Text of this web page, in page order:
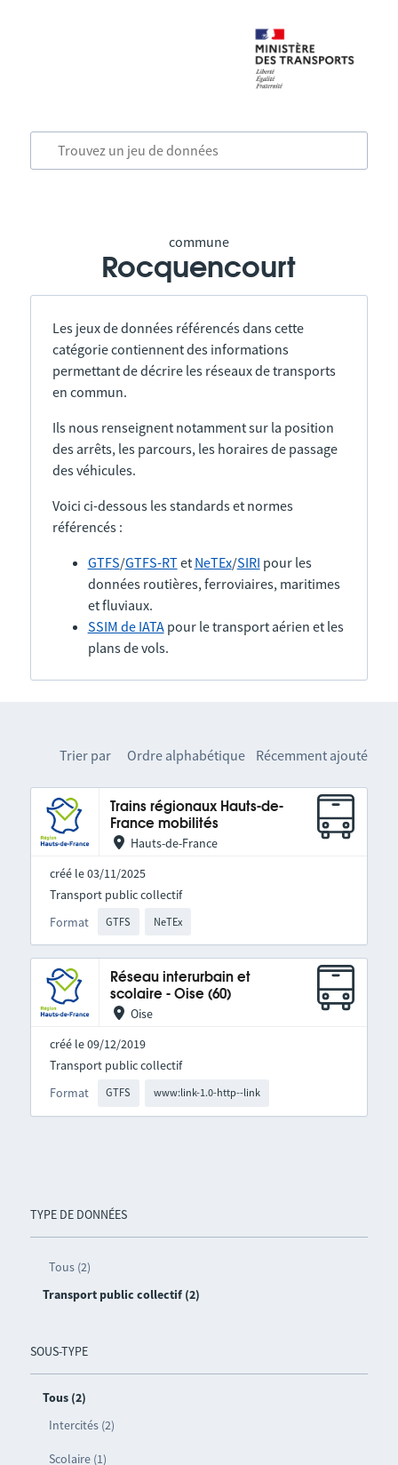
commune
Rocquencourt
Les jeux de données référencés dans cette
catégorie contiennent des informations
permettant de décrire les réseaux de transports
en commun.
Ils nous renseignent notamment sur la position
des arrêts, les parcours, les horaires de passage
des véhicules.
Voici ci-dessous les standards et normes
référencés :
GTFS/GTFS-RTet NeTEx/SIRI pour les
données routières, ferroviaires, maritimes
et fluviaux.
SSIM de IATApour le transport aérien et les
plans de vols.
TYPE DE DONNÉES
Tous (2)
Transport public collectif (2)
SOUS-TYPE
Tous (2)
Intercités (2)
Scolaire (1)
Trier par Ordre alphabétique Récemment ajouté
Trains régionaux Hauts-de-
France mobilités
Hauts-de-France
créé le 03/11/2025
Format GTFS NeTEx
Transport public collectif
Réseau interurbain et
scolaire - Oise (60)
Oise
créé le 09/12/2019
Format GTFS www:link-1.0-http--link
Transport public collectif